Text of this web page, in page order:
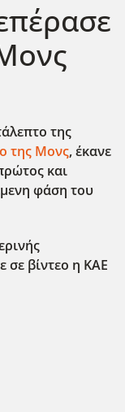
της
της Μονς, έκανε
και
φάση του
σε βίντεο η ΚΑΕ